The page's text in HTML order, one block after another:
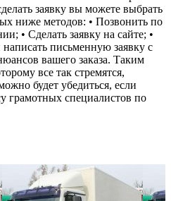
заявку вы можете выбрать
ниже методов: • Позвонить по
• Сделать заявку на сайте; •
письменную заявку с
вашего заказа. Таким
все так стремятся,
будет убедиться, если
грамотных специалистов по